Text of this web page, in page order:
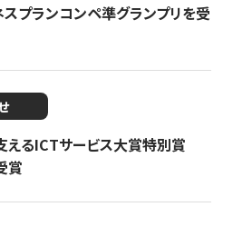
プランコンペ準グランプリを受
るICTサービス大賞特別賞
賞